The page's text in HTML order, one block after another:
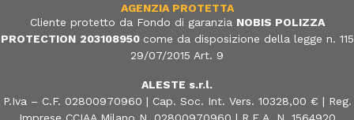
AGENZIA PROTETTA
Cliente protetto da Fondo di garanzia NOBIS POLIZZA
PROTECTION 203108950 come da disposizione della legge n. 115
29/07/2015 Art. 9
ALESTE s.r.l.
P.Iva – C.F. 02800970960 | Cap. Soc. Int. Vers. 10328,00 € | Reg.